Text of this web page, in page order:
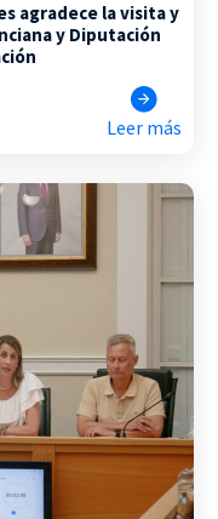
agradece la visita y
y Diputación
Leer más